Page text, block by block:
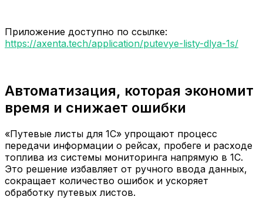
Приложение доступно по ссылке:
https://axenta.tech/application/putevye-listy-dlya-1s/
Автоматизация, которая экономит
время и снижает ошибки
«Путевые листы для 1С» упрощают процесс
передачи информации о рейсах, пробеге и расходе
топлива из системы мониторинга напрямую в 1С.
Это решение избавляет от ручного ввода данных,
сокращает количество ошибок и ускоряет
обработку путевых листов.